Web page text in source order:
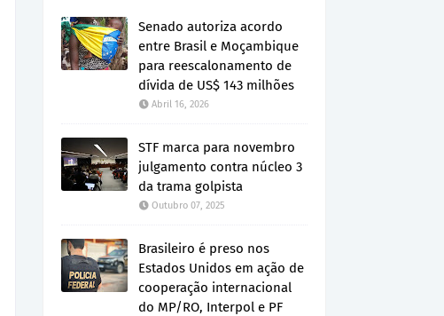
Senado autoriza acordo
entre Brasil e Moçambique
para reescalonamento de
dívida de US$ 143 milhões
Abril 16, 2026
STF marca para novembro
julgamento contra núcleo 3
da trama golpista
Outubro 07, 2025
Brasileiro é preso nos
Estados Unidos em ação de
cooperação internacional
do MP/RO, Interpol e PF